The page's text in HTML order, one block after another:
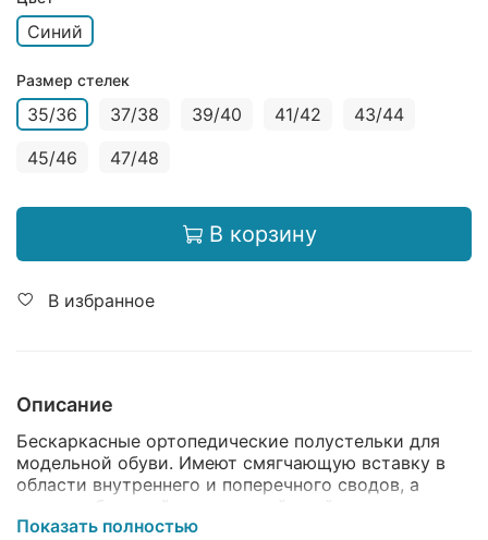
Синий
Размер стелек
35/36 37/38 39/40 41/42
43/44
45/46
47/48
В корзину
В избранное
Описание
Бескаркасные ортопедические полустельки для
модельной обуви. Имеют смягчающую вставку в
области внутреннего и поперечного сводов, а
также небольшой смягчающий слой с выраженным
рельефом на подошвенной поверхности. Покрытие
Показать полностью